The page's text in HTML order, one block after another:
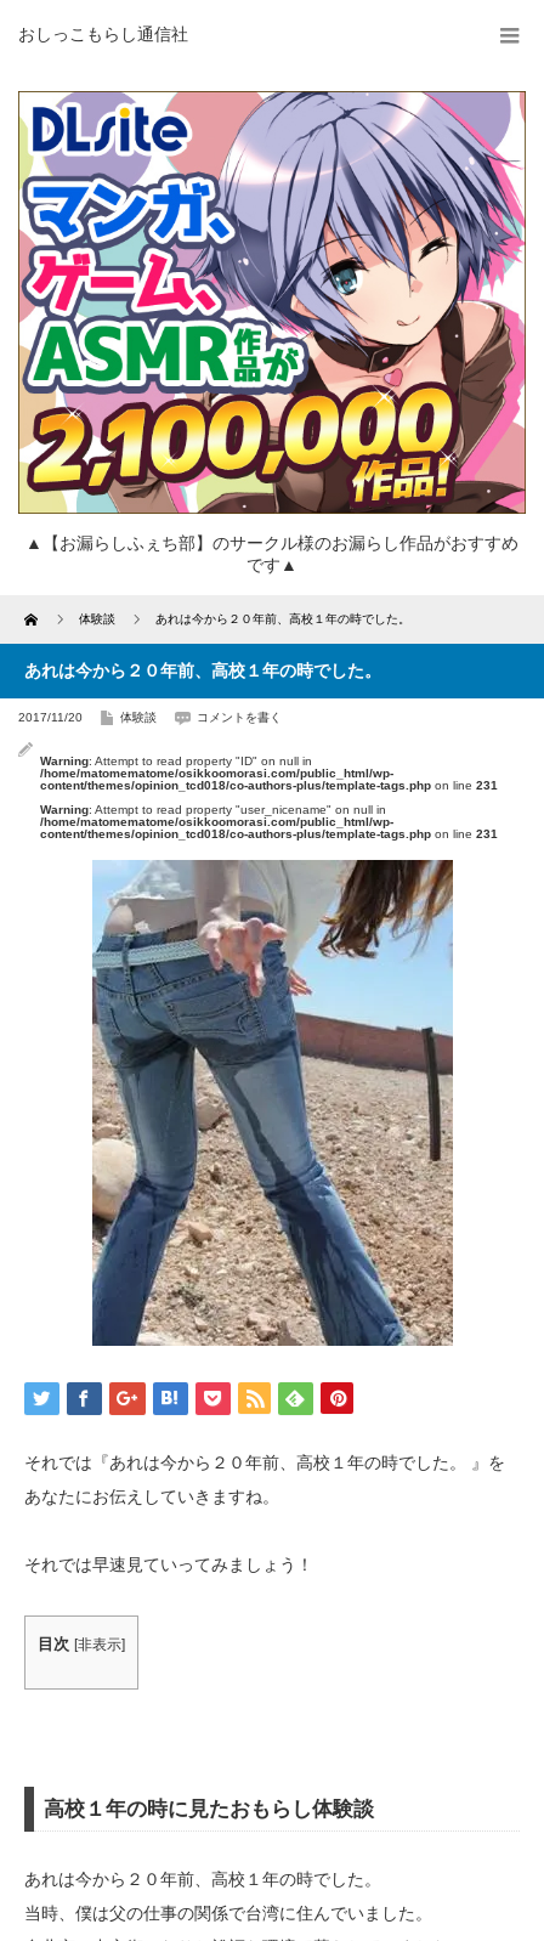
おしっこもらし通信社
▲【お漏らしふぇち部】のサークル様のお漏らし作品がおすすめ
です▲
Home 体験談 あれは今から２０年前、高校１年の時でした。
あれは今から２０年前、高校１年の時でした。
2017/11/20 体験談 コメントを書く
Warning: Attempt to read property "ID" on null in
/home/matomematome/osikkoomorasi.com/public_html/wp-
content/themes/opinion_tcd018/co-authors-plus/template-tags.php on line 231
Warning: Attempt to read property "user_nicename" on null in
/home/matomematome/osikkoomorasi.com/public_html/wp-
content/themes/opinion_tcd018/co-authors-plus/template-tags.php on line 231
それでは『あれは今から２０年前、高校１年の時でした。 』を
あなたにお伝えしていきますね。
それでは早速見ていってみましょう！
目次 [非表示]
高校１年の時に見たおもらし体験談
あれは今から２０年前、高校１年の時でした。
当時、僕は父の仕事の関係で台湾に住んでいました。